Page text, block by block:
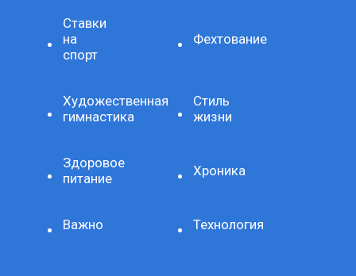
Ставки
на
спорт
Фехтование
Художественная
гимнастика
Стиль
жизни
Здоровое
питание
Хроника
Важно Технология